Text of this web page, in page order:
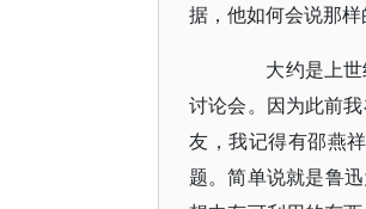
据，他如何会说那
大约是上世
讨论会。因为此前
友，我记得有邵燕
题。简单说就是鲁